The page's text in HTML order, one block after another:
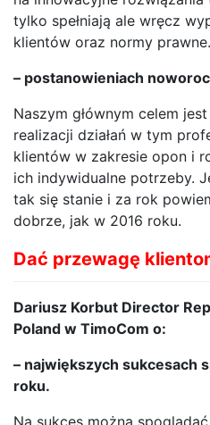
tylko spełniają ale wręcz
klientów oraz normy prawne.
– postanowieniach
Naszym głównym celem
realizacji działań w tym
klientów w zakresie opon i
ich indywidualne potrzeby.
tak się stanie i za rok
dobrze, jak w 2016 roku.
Dać przewagę
Dariusz Korbut Director
Poland w TimoCom o:
– największych sukcesach
roku.
Na sukces można